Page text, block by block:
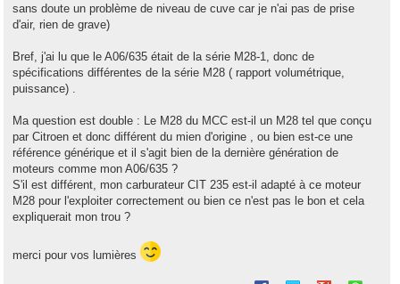
sans doute un problème de niveau de cuve car je n'ai pas de prise
d'air, rien de grave)
Bref, j'ai lu que le A06/635 était de la série M28-1, donc de
spécifications différentes de la série M28 ( rapport volumétrique,
puissance) .
Ma question est double : Le M28 du MCC est-il un M28 tel que conçu
par Citroen et donc différent du mien d'origine , ou bien est-ce une
référence générique et il s'agit bien de la dernière génération de
moteurs comme mon A06/635 ?
S'il est différent, mon carburateur CIT 235 est-il adapté à ce moteur
M28 pour l'exploiter correctement ou bien ce n'est pas le bon et cela
expliquerait mon trou ?
merci pour vos lumières